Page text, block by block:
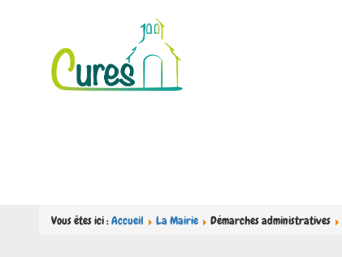
Vous êtes ici :Accueil La Mairie Démarches administratives